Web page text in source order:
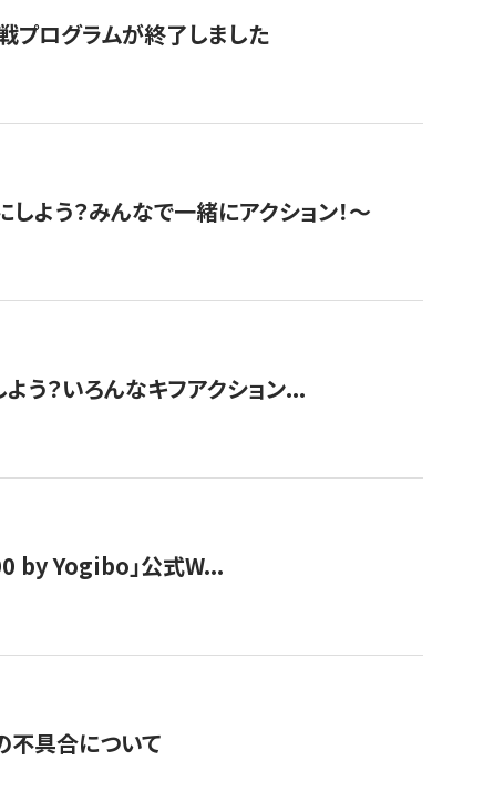
プログラムが終了しました
よう？みんなで一緒にアクション！〜
う？いろんなキフアクション...
by Yogibo」公式W...
不具合について